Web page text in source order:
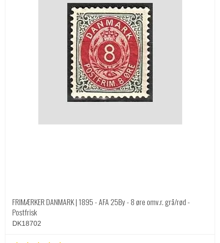
FRIMÆRKER DANMARK | 1895 - AFA 25By - 8 øre omv.r. grå/rød -
Postfrisk
DK18702